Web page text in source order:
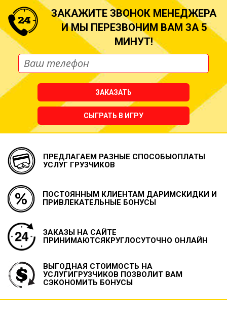
ЗАКАЖИТЕ ЗВОНОК МЕНЕДЖЕРА
И МЫ ПЕРЕЗВОНИМ ВАМ ЗА 5
МИНУТ!
ЗАКАЗАТЬ
СЫГРАТЬ В ИГРУ
ПРЕДЛАГАЕМ РАЗНЫЕ СПОСОБЫОПЛАТЫ
УСЛУГ ГРУЗЧИКОВ
ПОСТОЯННЫМ КЛИЕНТАМ ДАРИМ СКИДКИ И
ПРИВЛЕКАТЕЛЬНЫЕ БОНУСЫ
ЗАКАЗЫ НА САЙТЕ
ПРИНИМАЮТСЯ КРУГЛОСУТОЧНО ОНЛАЙН
ВЫГОДНАЯ СТОИМОСТЬ НА
УСЛУГИГРУЗЧИКОВ ПОЗВОЛИТ ВАМ
СЭКОНОМИТЬ БОНУСЫ